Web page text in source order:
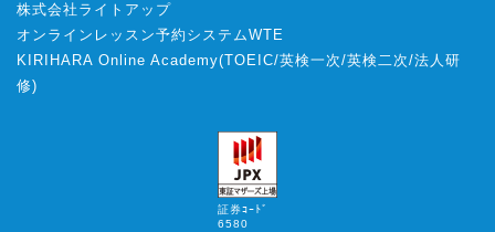
株式会社ライトアップ
オンラインレッスン予約システムWTE
KIRIHARA Online Academy(TOEIC/英検一次/英検二次/法人研
修)
証券ｺｰﾄﾞ
6580